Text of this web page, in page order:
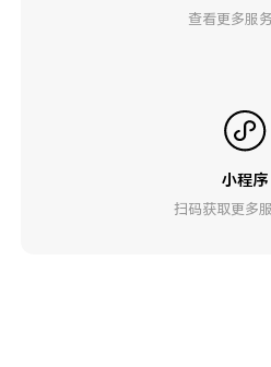
查看更多服
小程序
扫码获取更多